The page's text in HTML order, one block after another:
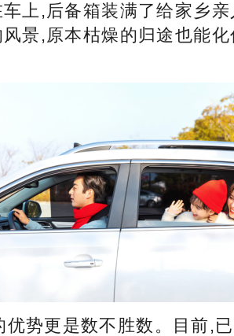
上,后备箱装满了给家乡
景,原本枯燥的归途也能
优势更是数不胜数。目前,